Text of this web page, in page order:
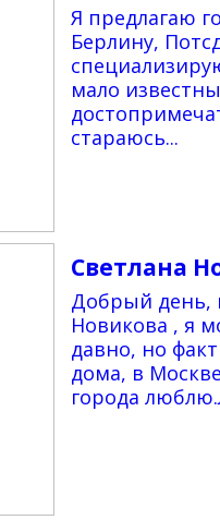
Я предлагаю
Берлину,
мало
стараюсь...
Светлана
Добрый день,
Новикова , я
давно, но
дома, в
города